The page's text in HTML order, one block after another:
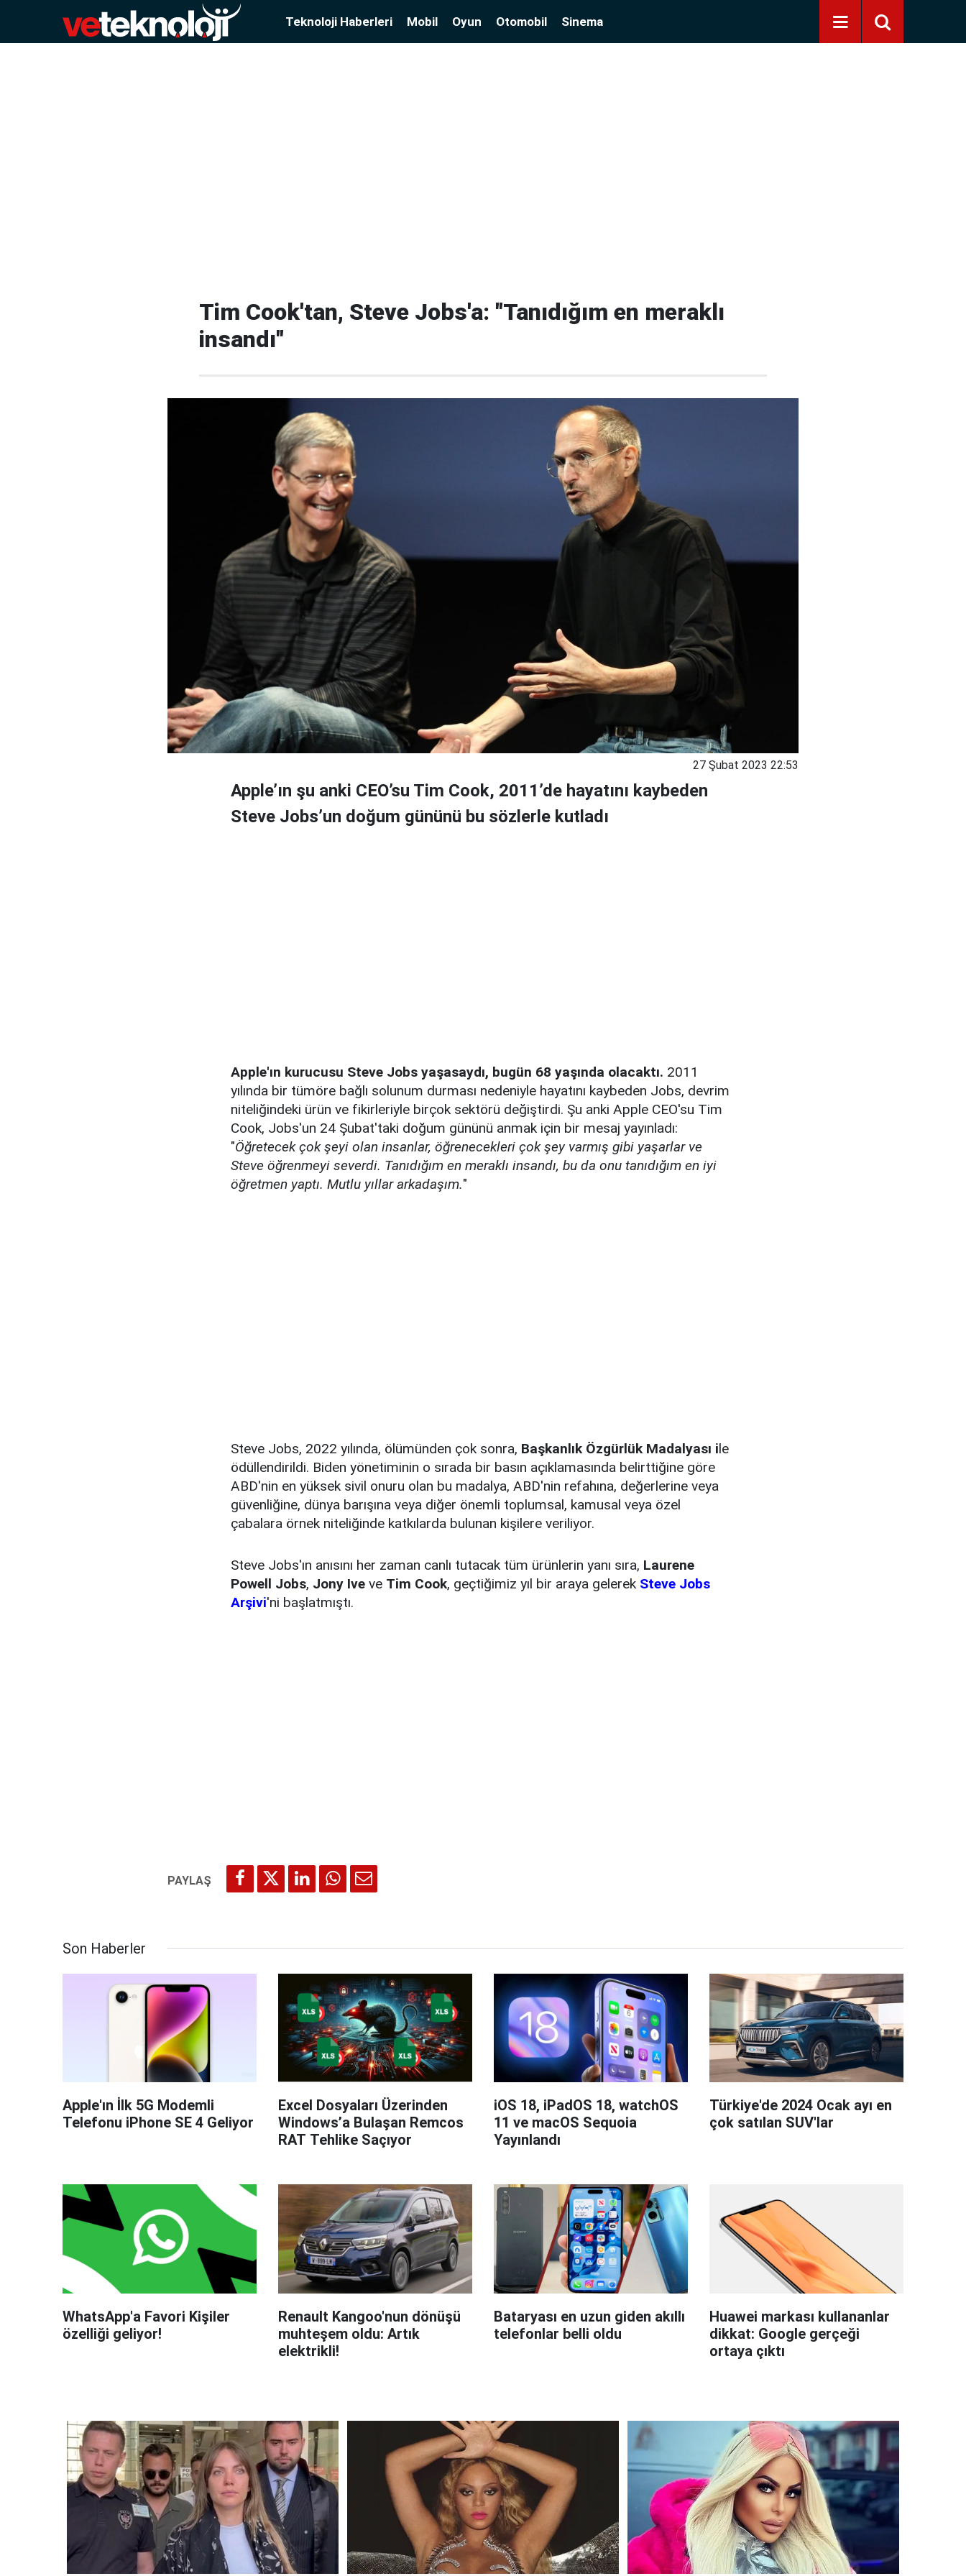
Teknoloji Haberleri Mobil Oyun Otomobil Sinema
Tim Cook'tan, Steve Jobs'a: "Tanıdığım en meraklı
insandı"
27 Şubat 2023 22:53
Apple’ın şu anki CEO’su Tim Cook, 2011’de hayatını kaybeden
Steve Jobs’un doğum gününü bu sözlerle kutladı
Apple'ın kurucusu Steve Jobs yaşasaydı, bugün 68 yaşında olacaktı. 2011
yılında bir tümöre bağlı solunum durması nedeniyle hayatını kaybeden Jobs, devrim
niteliğindeki ürün ve fikirleriyle birçok sektörü değiştirdi. Şu anki Apple CEO'su Tim
Cook, Jobs'un 24 Şubat'taki doğum gününü anmak için bir mesaj yayınladı:
"Öğretecek çok şeyi olan insanlar, öğrenecekleri çok şey varmış gibi yaşarlar ve
Steve öğrenmeyi severdi. Tanıdığım en meraklı insandı, bu da onu tanıdığım en iyi
öğretmen yaptı. Mutlu yıllar arkadaşım."
Steve Jobs, 2022 yılında, ölümünden çok sonra, Başkanlık Özgürlük Madalyası ile
ödüllendirildi. Biden yönetiminin o sırada bir basın açıklamasında belirttiğine göre
ABD'nin en yüksek sivil onuru olan bu madalya, ABD'nin refahına, değerlerine veya
güvenliğine, dünya barışına veya diğer önemli toplumsal, kamusal veya özel
çabalara örnek niteliğinde katkılarda bulunan kişilere veriliyor.
Steve Jobs'ın anısını her zaman canlı tutacak tüm ürünlerin yanı sıra, Laurene
Powell Jobs, Jony Ive ve Tim Cook, geçtiğimiz yıl bir araya gelerek Steve Jobs
Arşivi'ni başlatmıştı.
Son Haberler
Apple'ın İlk 5G Modemli
Telefonu iPhone SE 4 Geliyor
Excel Dosyaları Üzerinden
Windows’a Bulaşan Remcos
RAT Tehlike Saçıyor
iOS 18, iPadOS 18, watchOS
11 ve macOS Sequoia
Yayınlandı
Türkiye'de 2024 Ocak ayı en
çok satılan SUV'lar
WhatsApp'a Favori Kişiler
özelliği geliyor!
Renault Kangoo'nun dönüşü
muhteşem oldu: Artık
elektrikli!
Bataryası en uzun giden akıllı
telefonlar belli oldu
Huawei markası kullananlar
dikkat: Google gerçeği
ortaya çıktı